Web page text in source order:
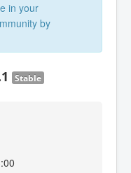
in your
by
Stable